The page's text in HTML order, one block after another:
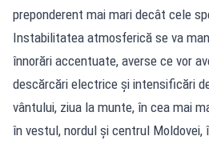
preponderent mai mari decât cele
Instabilitatea atmosferică se va
înnorări accentuate, averse ce vor
descărcări electrice și intensificări
vântului, ziua la munte, în cea mai
în vestul, nordul și centrul Moldovei,